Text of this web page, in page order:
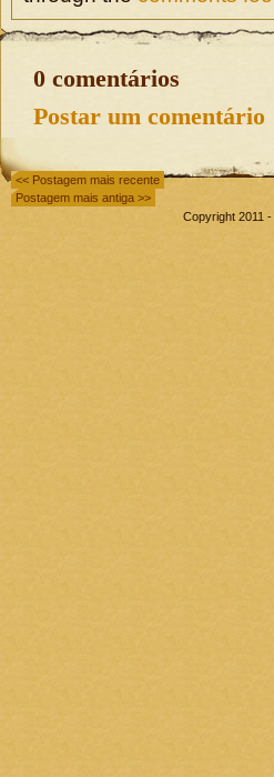
0 comentários
Postar um comentário
<< Postagem mais recente
Postagem mais antiga >>
Copyright 2011 -